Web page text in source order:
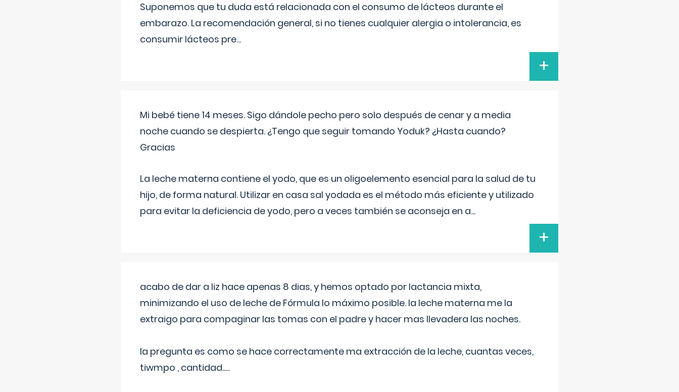
Suponemos que tu duda está relacionada con el consumo de lácteos durante el
embarazo. La recomendación general, si no tienes cualquier alergia o intolerancia, es
consumir lácteos pre...
+
Mi bebé tiene 14 meses. Sigo dándole pecho pero solo después de cenar y a media
noche cuando se despierta. ¿Tengo que seguir tomando Yoduk? ¿Hasta cuando?
Gracias
La leche materna contiene el yodo, que es un oligoelemento esencial para la salud de tu
hijo, de forma natural. Utilizar en casa sal yodada es el método más eficiente y utilizado
para evitar la deficiencia de yodo, pero a veces también se aconseja en a...
+
acabo de dar a liz hace apenas 8 dias, y hemos optado por lactancia mixta,
minimizando el uso de leche de Fórmula lo máximo posible. la leche materna me la
extraigo para compaginar las tomas con el padre y hacer mas llevadera las noches.
la pregunta es como se hace correctamente ma extracción de la leche, cuantas veces,
tiwmpo , cantidad.....